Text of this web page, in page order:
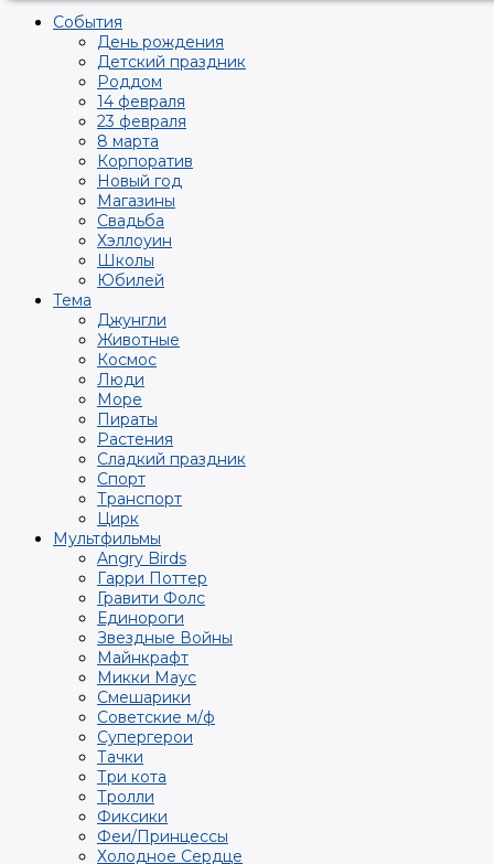
События
День рождения
Детский праздник
Роддом
14 февраля
23 февраля
8 марта
Корпоратив
Новый год
Магазины
Свадьба
Хэллоуин
Школы
Юбилей
Тема
Джунгли
Животные
Космос
Люди
Море
Пираты
Растения
Сладкий праздник
Спорт
Транспорт
Цирк
Мультфильмы
Angry Birds
Гарри Поттер
Гравити Фолс
Единороги
Звездные Войны
Майнкрафт
Микки Маус
Смешарики
Советские м/ф
Супергерои
Тачки
Три кота
Тролли
Фиксики
Феи/Принцессы
Холодное Сердце